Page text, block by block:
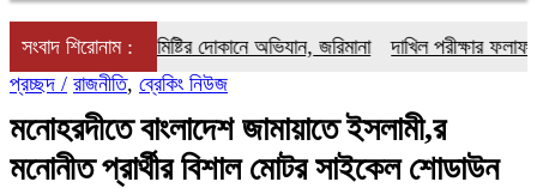
সংবাদ শিরোনাম :মিষ্টির দোকানে অভিযান, জরিমানা
দাখিল পরীক্ষার ফলাফল
প্রচ্ছদ / রাজনীতি, ব্রেকিং নিউজ
মনোহরদীতে বাংলাদেশ জামায়াতে ইসলামী,র
মনোনীত প্রার্থীর বিশাল মোটর সাইকেল শোডাউন